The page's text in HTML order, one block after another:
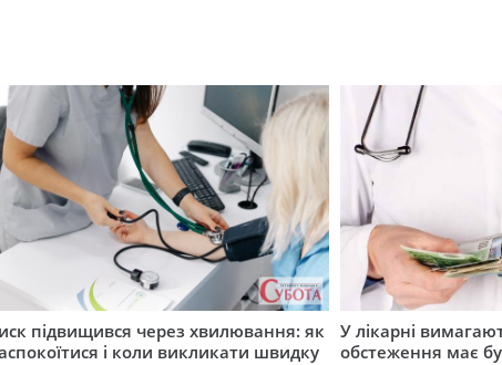
підвищився через хвилювання: як
і коли викликати швидку
У лікарні
обстеження має